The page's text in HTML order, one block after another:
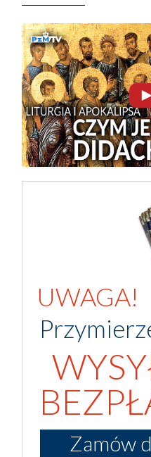
UWAGA!
Zamów